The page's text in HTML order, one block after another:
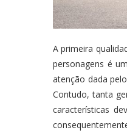
A primeira
personagens é
atenção dada
Contudo, tanta
características